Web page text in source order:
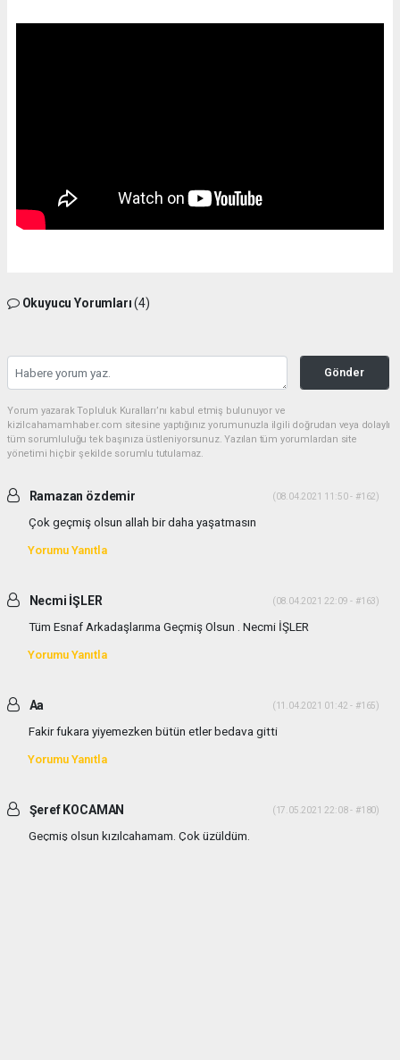
Okuyucu Yorumları(4)
Gönder
Yorum yazarak Topluluk Kuralları’nı kabul etmiş bulunuyor ve
kizilcahamamhaber.com sitesine yaptığınız yorumunuzla ilgili doğrudan veya dolaylı
tüm sorumluluğu tek başınıza üstleniyorsunuz. Yazılan tüm yorumlardan site
yönetimi hiçbir şekilde sorumlu tutulamaz.
Ramazan özdemir (08.04.2021 11:50 - #162)
Çok geçmiş olsun allah bir daha yaşatmasın
Yorumu Yanıtla
Necmi İŞLER (08.04.2021 22:09 - #163)
Tüm Esnaf Arkadaşlarıma Geçmiş Olsun . Necmi İŞLER
Yorumu Yanıtla
Aa (11.04.2021 01:42 - #165)
Fakir fukara yiyemezken bütün etler bedava gitti
Yorumu Yanıtla
Şeref KOCAMAN (17.05.2021 22:08 - #180)
Geçmiş olsun kızılcahamam. Çok üzüldüm.